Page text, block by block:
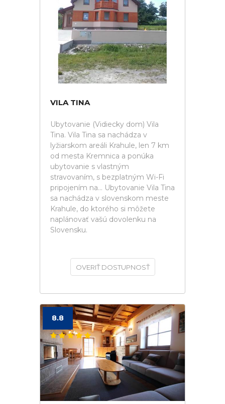
VILA TINA
Ubytovanie (Vidiecky dom) Vila
Tina. Vila Tina sa nachádza v
lyžiarskom areáli Krahule, len 7 km
od mesta Kremnica a ponúka
ubytovanie s vlastným
stravovaním, s bezplatným Wi-Fi
pripojením na... Ubytovanie Vila Tina
sa nachádza v slovenskom meste
Krahule, do ktorého si môžete
naplánovať vašú dovolenku na
Slovensku.
OVERIŤ DOSTUPNOSŤ
8.8